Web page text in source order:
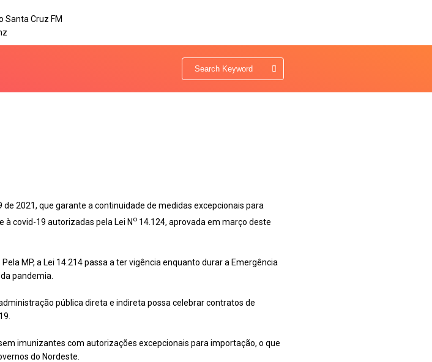
de 2021, que garante a continuidade de medidas excepcionais para
covid-19 autorizadas pela Lei N o 14.124, aprovada em março deste
MP, a Lei 14.214 passa a ter vigência enquanto durar a Emergência
pandemia.
pública direta e indireta possa celebrar contratos de
imunizantes com autorizações excepcionais para importação, o que
do Nordeste.